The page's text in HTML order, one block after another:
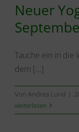
Neuer
Tauche ein in die
dem [...]
Von Andrea Lund |
weiterlesen